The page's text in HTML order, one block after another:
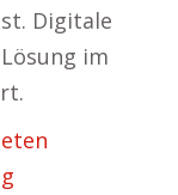
Digitale
im